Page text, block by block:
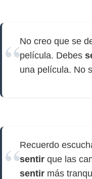
No creo que se
película. Debes
una película. No
Recuerdo
sentir que las
sentir más